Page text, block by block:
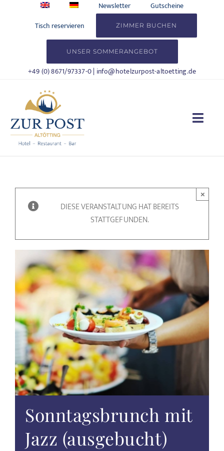
Newsletter
Gutscheine
Tisch reservieren
ZIMMER BUCHEN
UNSER SOMMERANGEBOT
+49 (0) 8671/97337-0| info@hotelzurpost-altoetting.de
WOHNEN
TAGUNGEN & FEIERN
ALTÖTTING & UMGEBUNG
WISSENSWERTES
GUTSCHEINE
ANGEBOTE
DIESE VERANSTALTUNG HAT BEREITS
STATTGEFUNDEN.
×
Sonntagsbrunch mit
Jazz (ausgebucht)